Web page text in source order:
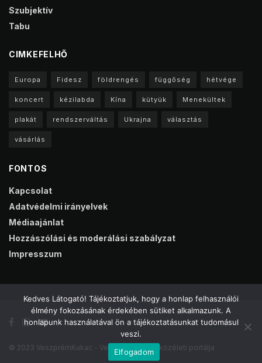
Szubjektív
Tabu
CIMKEFELHŐ
Europa Fidesz földrengés függőség hétvége
koncert kézilabda Kína kütyük Menekültek
plakát rendszerváltás Ukrajna választás
vásárlás
FONTOS
Kapcsolat
Adatvédelmi irányelvek
Médiaajánlat
Hozzászólási és moderálási szabályzat
Impresszum
© 2023 VeszprémKukac - Veszprém online közéleti portálja
Kedves Látogató! Tájékoztatjuk, hogy a honlap felhasználói
élmény fokozásának érdekében sütiket alkalmazunk. A
honlapunk használatával ön a tájékoztatásunkat tudomásul
veszi.
Elfogadom